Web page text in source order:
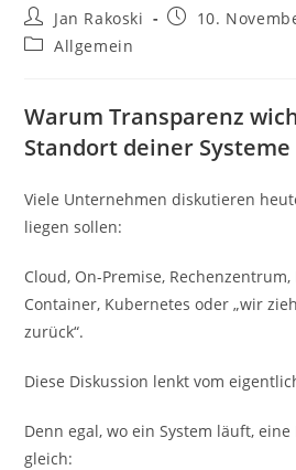
Beitrags-
Autor:
Jan Rakoski
Beitrag
10.
Beitrags-
Allgemein
Warum Transparenz
Standort deiner Systeme
Viele Unternehmen diskutieren
liegen sollen:
Cloud, On-Premise,
Container, Kubernetes oder „wir
zurück“.
Diese Diskussion lenkt vom
Denn egal, wo ein System läuft,
gleich: